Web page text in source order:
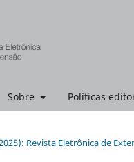
Sobre Políticas
Revista Eletrônica de